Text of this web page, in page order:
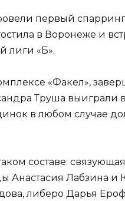
первый
в Воронеже и
лиги «Б».
«Факел»,
Труша выиграли
в любом случае
составе:
Анастасия Лабзина
либеро Дарья